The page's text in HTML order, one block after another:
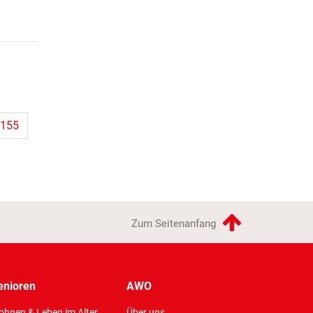
155
Zum Seitenanfang
AWO